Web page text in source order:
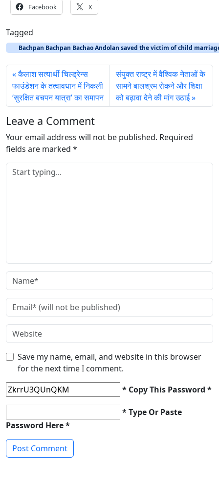
Facebook X
Tagged
Bachpan Bachpan Bachao Andolan saved the victim of child
कैलाश सत्‍यार्थी चिल्‍ड्रेन्‍स
फाउंडेशन के तत्‍वावधान में निकली
‘सुरक्षित बचपन यात्रा’ का समापन
संयुक्‍त राष्‍ट्र में वैश्विक नेताओं के
सामने बालश्रम रोकने और शिक्षा
को बढ़ावा देने की मांग उठाई
Leave a Comment
Your email address will not be published. Required
fields are marked *
Save my name, email, and website in this browser
for the next time I comment.
* Copy This Password *
* Type Or Paste
Password Here *